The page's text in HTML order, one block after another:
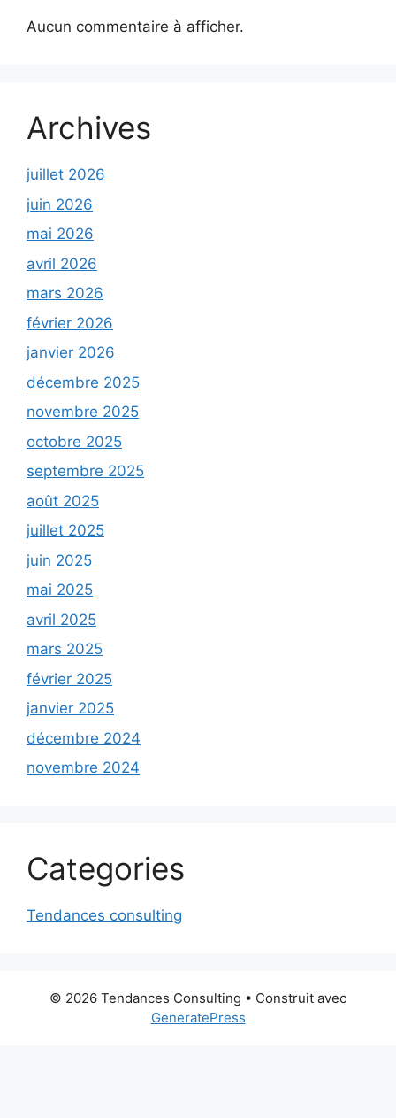
Aucun commentaire à afficher.
Archives
juillet 2026
juin 2026
mai 2026
avril 2026
mars 2026
février 2026
janvier 2026
décembre 2025
novembre 2025
octobre 2025
septembre 2025
août 2025
juillet 2025
juin 2025
mai 2025
avril 2025
mars 2025
février 2025
janvier 2025
décembre 2024
novembre 2024
Categories
Tendances consulting
© 2026 Tendances Consulting • Construit avec
GeneratePress